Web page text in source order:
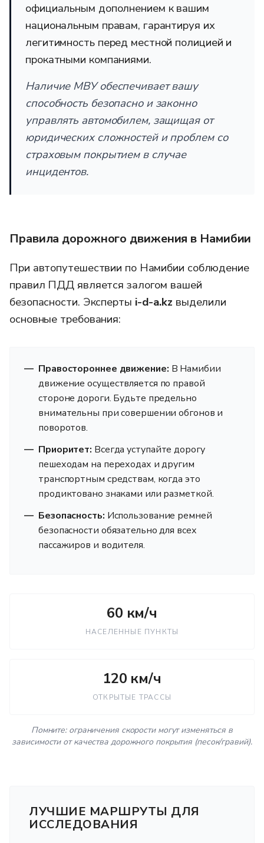
официальным дополнением к вашим
национальным правам, гарантируя их
легитимность перед местной полицией и
прокатными компаниями.
Наличие МВУ обеспечивает вашу
способность безопасно и законно
управлять автомобилем, защищая от
юридических сложностей и проблем со
страховым покрытием в случае
инцидентов.
Правила дорожного движения в Намибии
При автопутешествии по Намибии соблюдение
правил ПДД является залогом вашей
безопасности. Эксперты i-d-a.kz выделили
основные требования:
Правостороннее движение: В Намибии
движение осуществляется по правой
стороне дороги. Будьте предельно
внимательны при совершении обгонов и
поворотов.
Приоритет: Всегда уступайте дорогу
пешеходам на переходах и другим
транспортным средствам, когда это
продиктовано знаками или разметкой.
Безопасность: Использование ремней
безопасности обязательно для всех
пассажиров и водителя.
60 км/ч
НАСЕЛЕННЫЕ ПУНКТЫ
120 км/ч
ОТКРЫТЫЕ ТРАССЫ
Помните: ограничения скорости могут изменяться в
зависимости от качества дорожного покрытия (песок/гравий).
ЛУЧШИЕ МАРШРУТЫ ДЛЯ
ИССЛЕДОВАНИЯ